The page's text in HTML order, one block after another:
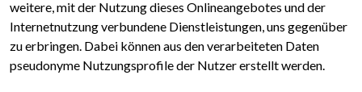
weitere, mit der Nutzung dieses Onlineangebotes und der
Internetnutzung verbundene Dienstleistungen, uns gegenüber
zu erbringen. Dabei können aus den verarbeiteten Daten
pseudonyme Nutzungsprofile der Nutzer erstellt werden.